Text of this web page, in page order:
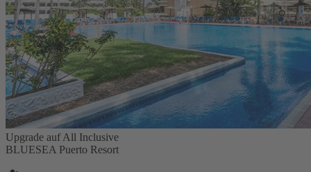
Upgrade auf All Inclusive
BLUESEA Puerto Resort